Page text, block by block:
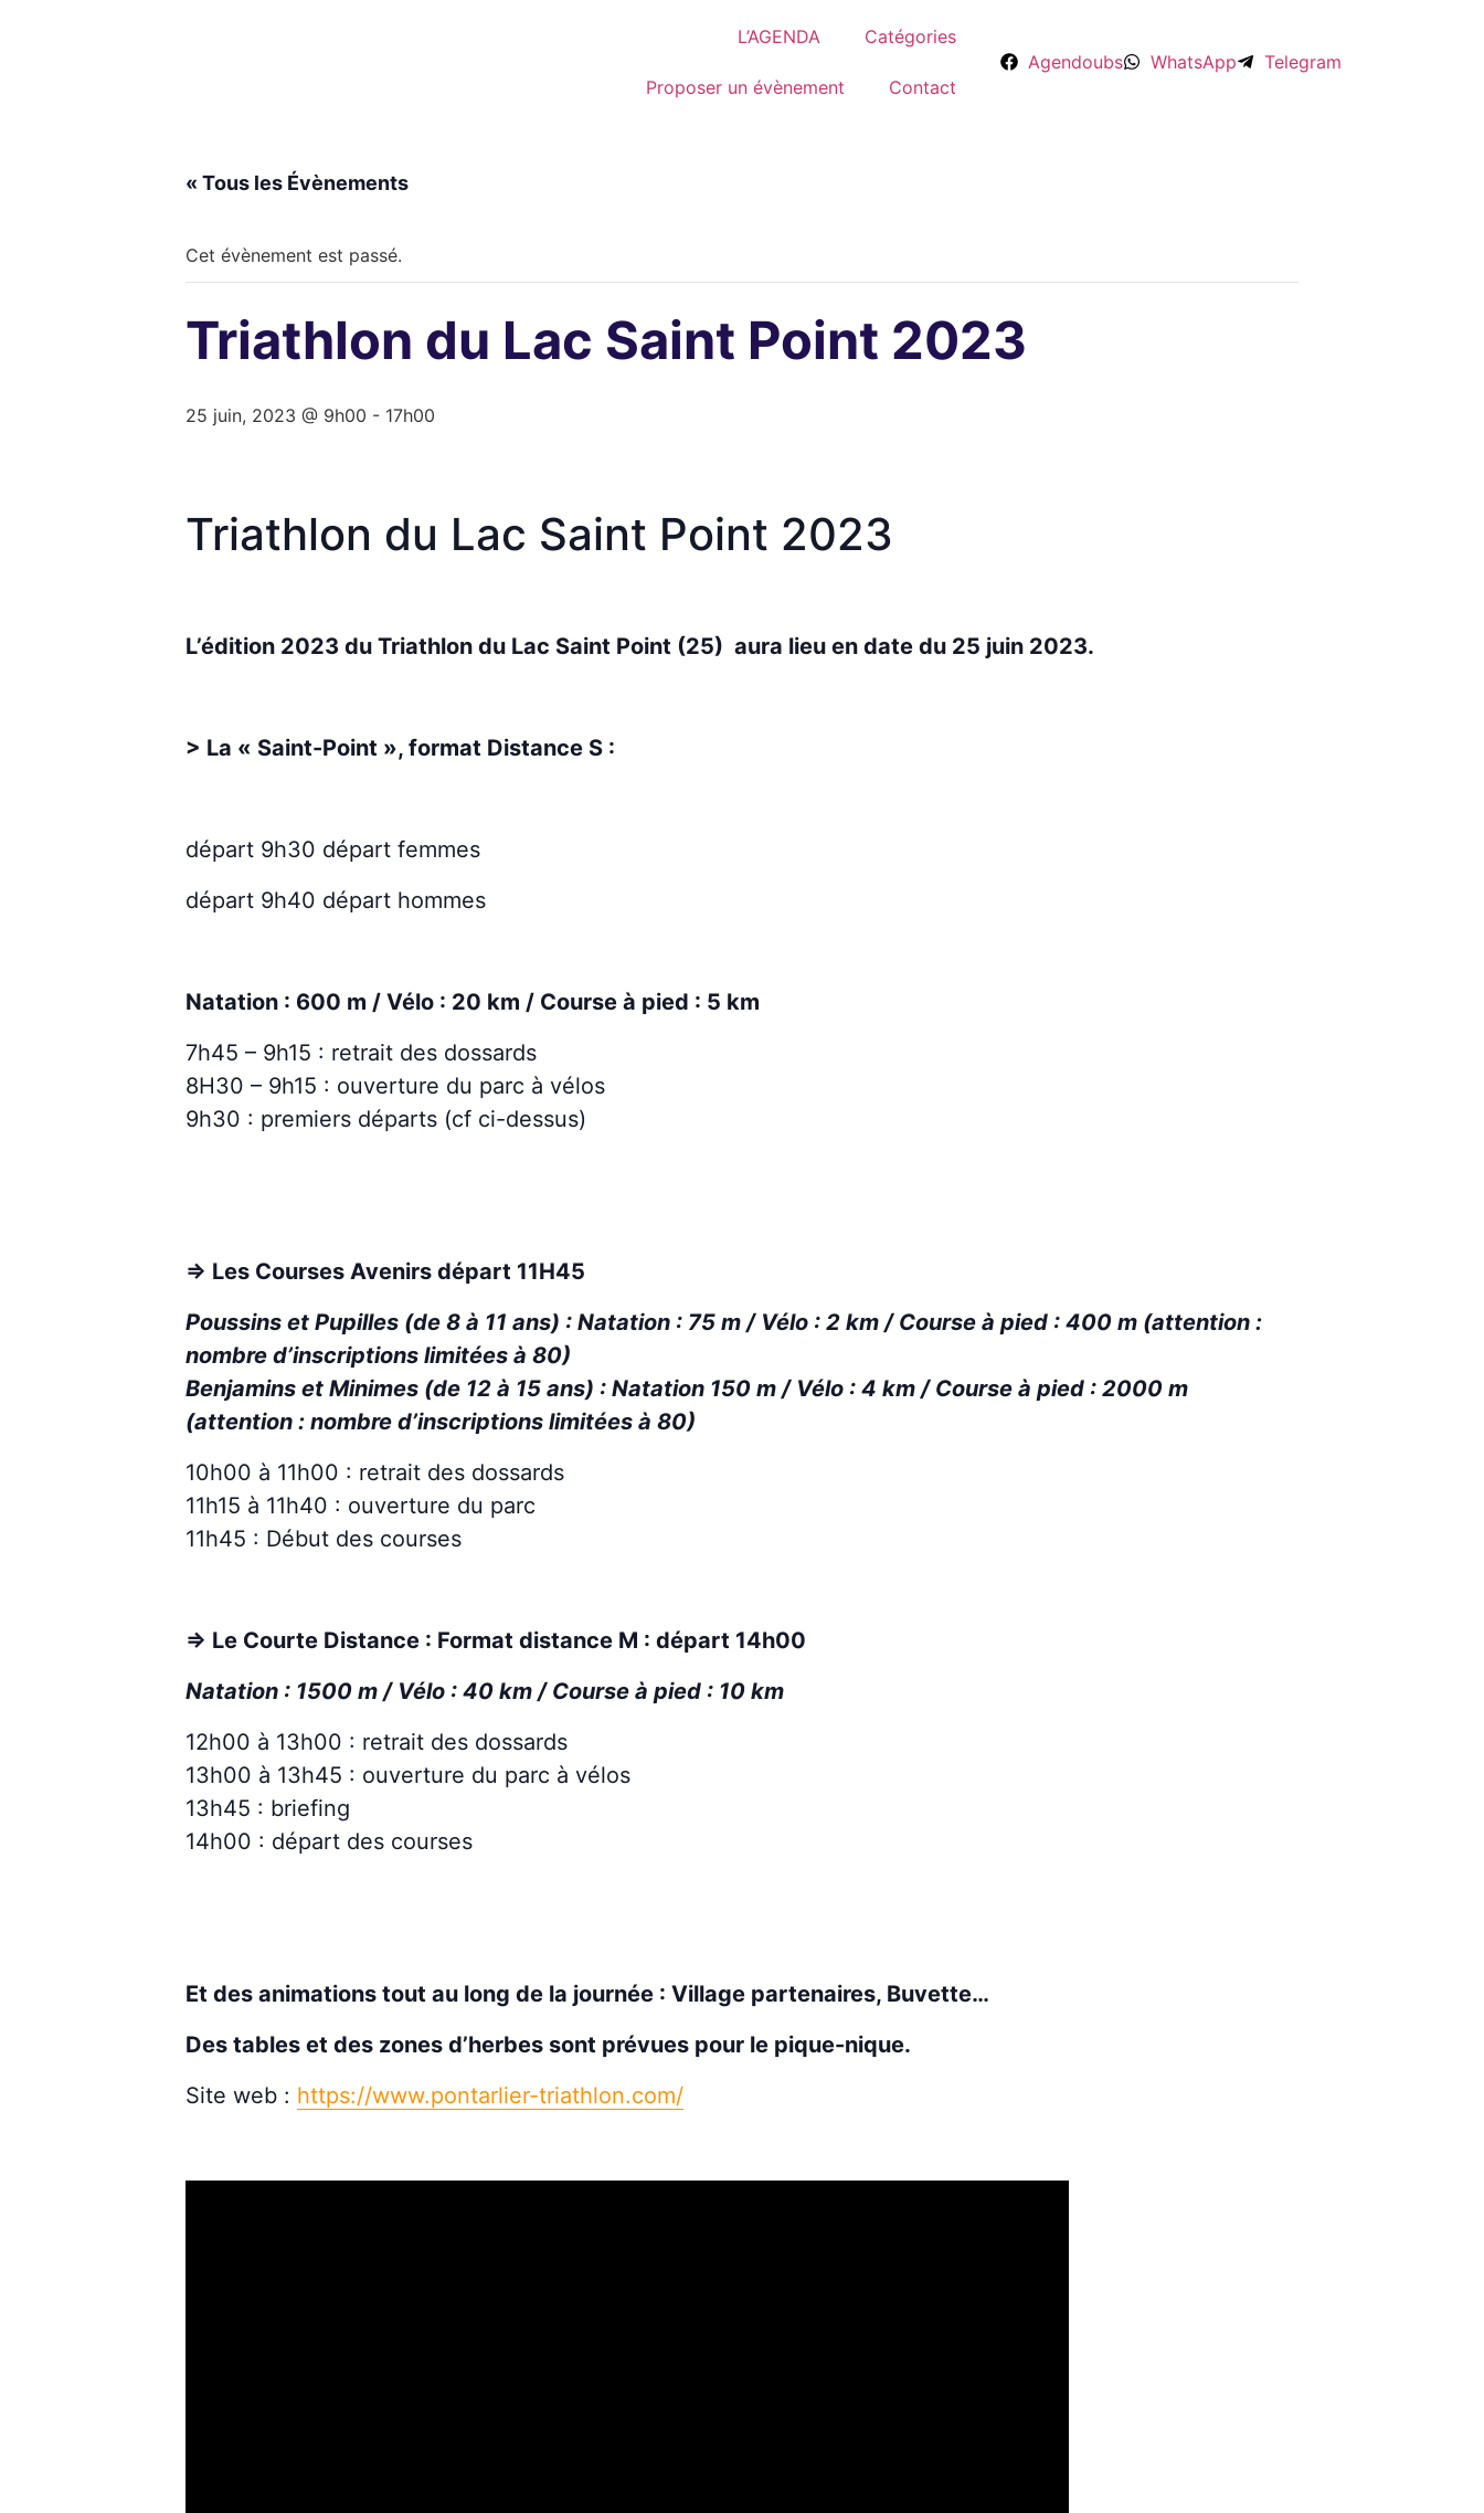
L’AGENDA Catégories
Proposer un évènement Contact
Agendoubs WhatsApp Telegram
« Tous les Évènements
Cet évènement est passé.
Triathlon du Lac Saint Point 2023
25 juin, 2023 @ 9h00 - 17h00
Triathlon du Lac Saint Point 2023
L’édition 2023 du Triathlon du Lac Saint Point (25) aura lieu en date du 25 juin 2023.
> La « Saint-Point », format Distance S :
départ 9h30 départ femmes
départ 9h40 départ hommes
Natation : 600 m / Vélo : 20 km / Course à pied : 5 km
7h45 – 9h15 : retrait des dossards
8H30 – 9h15 : ouverture du parc à vélos
9h30 : premiers départs (cf ci-dessus)
=> Les Courses Avenirs départ 11H45
Poussins et Pupilles (de 8 à 11 ans) : Natation : 75 m / Vélo : 2 km / Course à pied : 400 m (attention :
nombre d’inscriptions limitées à 80)
Benjamins et Minimes (de 12 à 15 ans) : Natation 150 m / Vélo : 4 km / Course à pied : 2000 m
(attention : nombre d’inscriptions limitées à 80)
10h00 à 11h00 : retrait des dossards
11h15 à 11h40 : ouverture du parc
11h45 : Début des courses
=> Le Courte Distance : Format distance M : départ 14h00
Natation : 1500 m / Vélo : 40 km / Course à pied : 10 km
12h00 à 13h00 : retrait des dossards
13h00 à 13h45 : ouverture du parc à vélos
13h45 : briefing
14h00 : départ des courses
Et des animations tout au long de la journée : Village partenaires, Buvette…
Des tables et des zones d’herbes sont prévues pour le pique-nique.
Site web : https://www.pontarlier-triathlon.com/